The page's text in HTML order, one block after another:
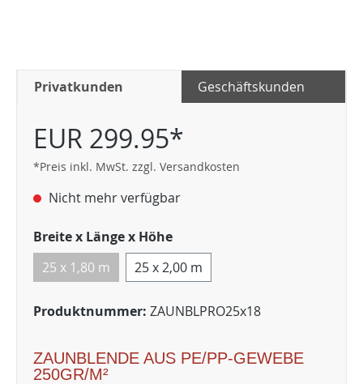
Privatkunden Geschäftskunden
EUR 299.95*
*Preis inkl. MwSt. zzgl. Versandkosten
Nicht mehr verfügbar
Breite x Länge x Höhe
25 x 1,80 m
25 x 2,00 m
Produktnummer: ZAUNBLPRO25x18
ZAUNBLENDE AUS PE/PP-GEWEBE
250GR/M²